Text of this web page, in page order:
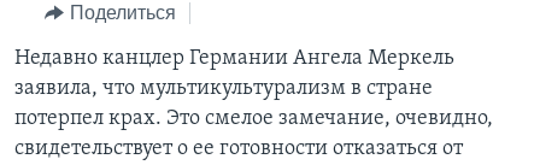
навигации
Перейти
поиск
ИТОГИ
ПОЧЕМУ ЭТО ВАЖНО?
ДИСКУССИЯ VOA
ДЕТАЛИ
НАША АМЕРИКАНСКАЯ ИСТОРИЯ
А КАК В АМЕРИКЕ?
АРТЕФАКТЫ
АМЕРИКАНСКИЕ ГОРОДКИ
ИНТЕРВЬЮ
ФАКТЫ ПРОТИВ ФЕЙКОВ
ЗА СВОБОДУ ПРЕССЫ
УЧИМ АНГЛИЙСКИЙ
Поделиться
Недавно канцлер Германии Ангела Меркель
заявила, что мультикультурализм в стране
потерпел крах. Это смелое замечание, очевидно,
свидетельствует о ее готовности отказаться от